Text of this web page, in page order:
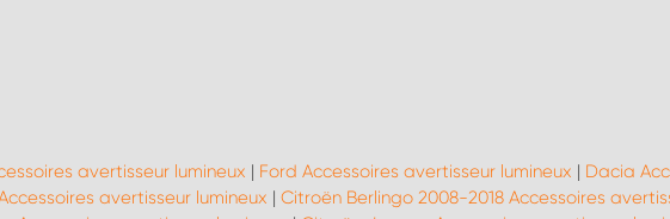
avertisseur lumineux | Ford Accessoires avertisseur lumineux | Dacia
avertisseur lumineux | Citroën Berlingo 2008-2018 Accessoires